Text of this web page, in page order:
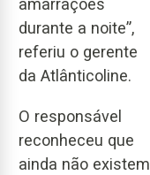
amarrações
durante a noite”,
referiu o gerente
da Atlânticoline.
O responsável
reconheceu que
ainda não existem